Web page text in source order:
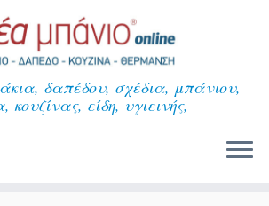
δαπέδου, σχέδια, μπάνιου,
κουζίνας, είδη, υγιεινής,